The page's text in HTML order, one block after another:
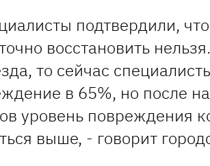
подтвердили,
восстановить
то сейчас
в 65%, но после
уровень повреждения
выше, - говорит